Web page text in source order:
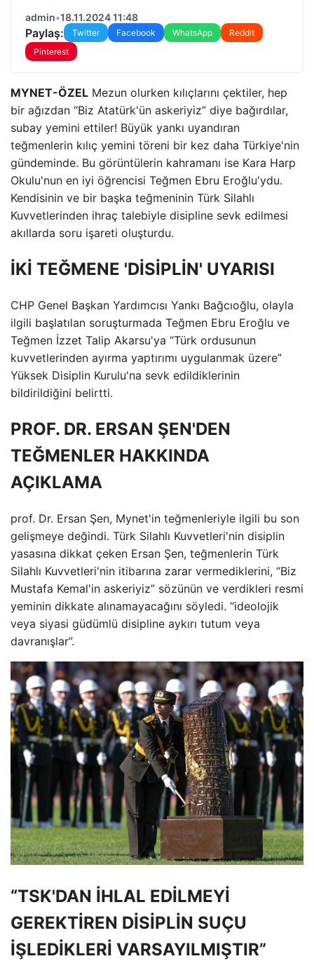
admin•18.11.2024 11:48
Paylaş: Twitter Facebook WhatsApp
Reddit
Pinterest
MYNET-ÖZEL Mezun olurken kılıçlarını çektiler, hep
bir ağızdan “Biz Atatürk'ün askeriyiz” diye bağırdılar,
subay yemini ettiler! Büyük yankı uyandıran
teğmenlerin kılıç yemini töreni bir kez daha Türkiye'nin
gündeminde. Bu görüntülerin kahramanı ise Kara Harp
Okulu'nun en iyi öğrencisi Teğmen Ebru Eroğlu'ydu.
Kendisinin ve bir başka teğmeninin Türk Silahlı
Kuvvetlerinden ihraç talebiyle disipline sevk edilmesi
akıllarda soru işareti oluşturdu.
İKİ TEĞMENE 'DİSİPLİN' UYARISI
CHP Genel Başkan Yardımcısı Yankı Bağcıoğlu, olayla
ilgili başlatılan soruşturmada Teğmen Ebru Eroğlu ve
Teğmen İzzet Talip Akarsu'ya “Türk ordusunun
kuvvetlerinden ayırma yaptırımı uygulanmak üzere”
Yüksek Disiplin Kurulu'na sevk edildiklerinin
bildirildiğini belirtti.
PROF. DR. ERSAN ŞEN'DEN
TEĞMENLER HAKKINDA
AÇIKLAMA
prof. Dr. Ersan Şen, Mynet'in teğmenleriyle ilgili bu son
gelişmeye değindi. Türk Silahlı Kuvvetleri'nin disiplin
yasasına dikkat çeken Ersan Şen, teğmenlerin Türk
Silahlı Kuvvetleri'nin itibarına zarar vermediklerini, “Biz
Mustafa Kemal'in askeriyiz” sözünün ve verdikleri resmi
yeminin dikkate alınamayacağını söyledi. “ideolojik
veya siyasi güdümlü disipline aykırı tutum veya
davranışlar”.
“TSK'DAN İHLAL EDİLMEYİ
GEREKTİREN DİSİPLİN SUÇU
İŞLEDİKLERİ VARSAYILMIŞTIR”